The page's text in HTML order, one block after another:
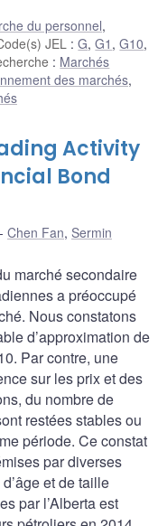
du personnel,
JEL :G,G1 ,G10,
: Marchés
des marchés,
Activity
Bond
Chen Fan, Sermin
marché secondaire
a préoccupé
Nous constatons
d’approximation de
Par contre, une
sur les prix et des
du nombre de
restées stables ou
période. Ce constat
par diverses
et de taille
par l’Alberta est